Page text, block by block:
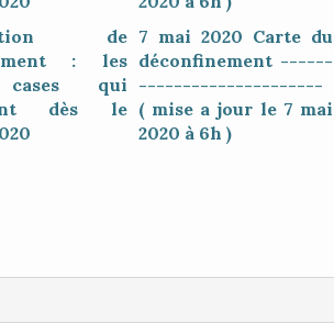
de
: les
qui
dès le
7 mai 2020 Carte du
déconfinement ------
---------------------
( mise a jour le 7 mai
2020 à 6h )